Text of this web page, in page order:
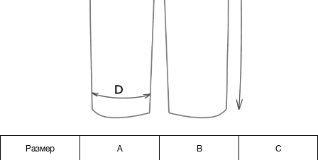
Размер A B C